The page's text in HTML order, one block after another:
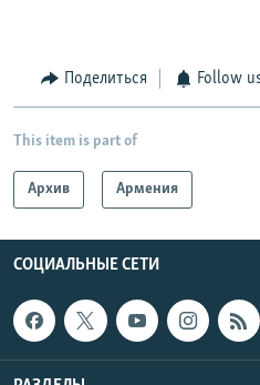
Поделиться Follow
This item is part of
Архив Армения
СОЦИАЛЬНЫЕ СЕТИ